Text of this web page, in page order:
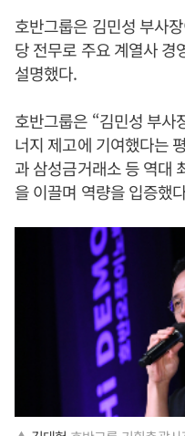
호반그룹은 김민성 부사
당 전무로 주요 계열사 경
설명했다.
호반그룹은 “김민성 부사
너지 제고에 기여했다는
과 삼성금거래소 등 역대
을 이끌며 역량을 입증했